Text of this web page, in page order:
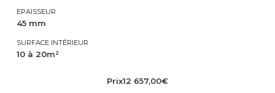
EPAISSEUR
45 mm
SURFACE INTÉRIEUR
10 à 20m²
Prix12 657,00€